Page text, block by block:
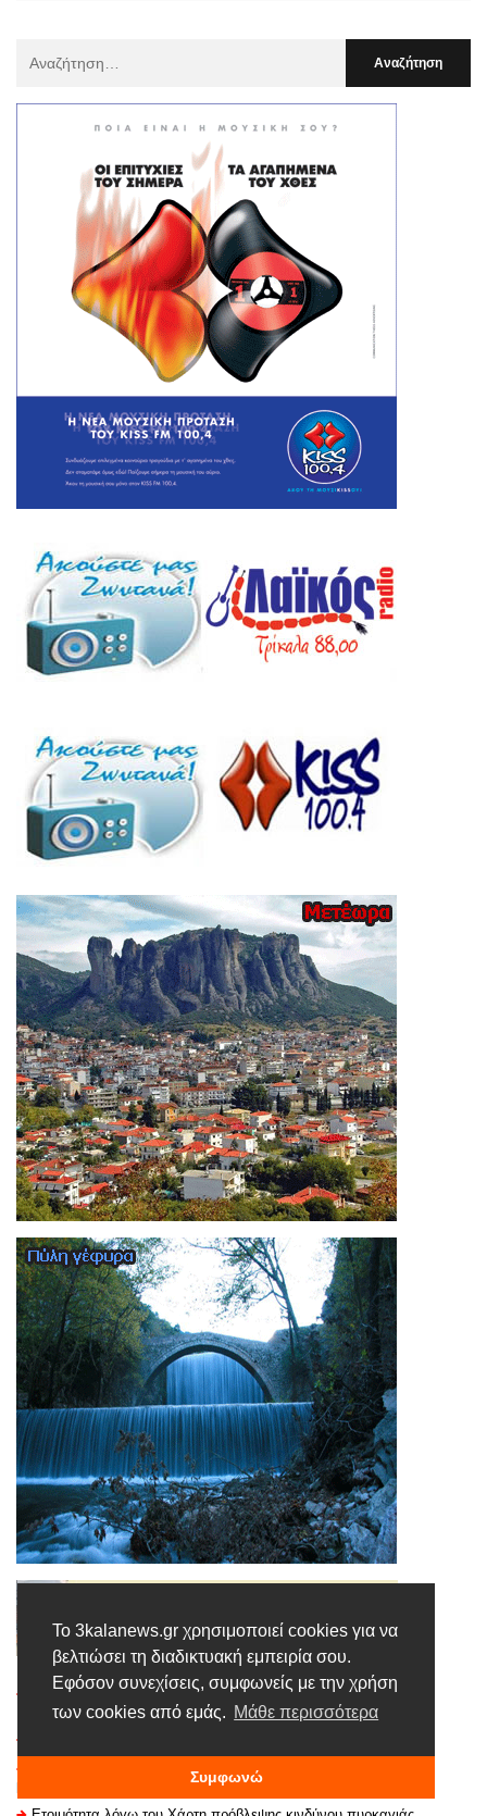
Το 3kalanews.gr χρησιμοποιεί cookies για να
βελτιώσει τη διαδικτυακή εμπειρία σου.
Εφόσον συνεχίσεις, συμφωνείς με την χρήση
των cookies από εμάς. Μάθε περισσότερα
Συμφωνώ
:
Γιορτή καλαμποκιού, 1/8/2026, στον Αγ. Βησσαρίωνα Δήμου
Πύλης
H Περιφέρεια Θεσσαλίας χρηματοδοτεί τη δημιουργία ενός
μεγάλου φωτοβολταϊκού σταθμού στο Διαλεκτό Τρικάλων